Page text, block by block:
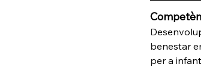
benestar
per a